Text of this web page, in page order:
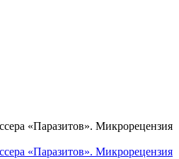
«Паразитов». Микрорецензия
«Паразитов». Микрорецензия